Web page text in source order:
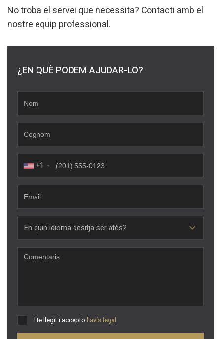
No troba el servei que necessita? Contacti amb el
nostre equip professional.
¿EN QUÈ PODEM AJUDAR-LO?
+1
He llegit i accepto l'avís legal